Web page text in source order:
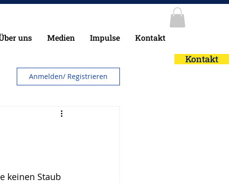
Kontakt
uns Medien Impulse Kontakt
Anmelden/ Registrieren
keinen Staub